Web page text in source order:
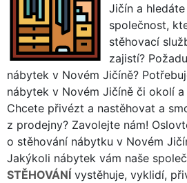
Jičín a
společnost,
stěhovací
zajistí?
nábytek v Novém Jičíně?
nábytek v Novém Jičíně či okolí
Chcete přivézt a nastěhovat a
z prodejny? Zavolejte nám!
o stěhování nábytku v Novém
Jakýkoli nábytek vám naše
STĚHOVÁNÍ vystěhuje, vyklidí,